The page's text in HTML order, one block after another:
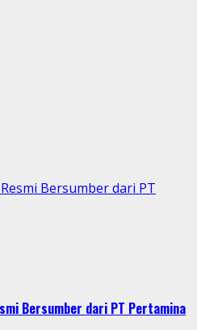
Bersumber dari PT
Bersumber dari PT Pertamina